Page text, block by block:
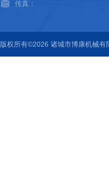
传真：
版权所有©2026 诸城市博康机械